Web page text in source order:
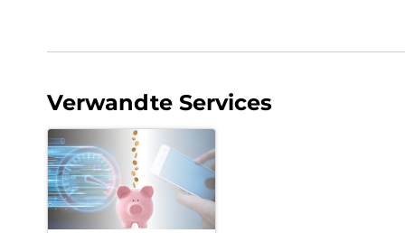
Verwandte Services